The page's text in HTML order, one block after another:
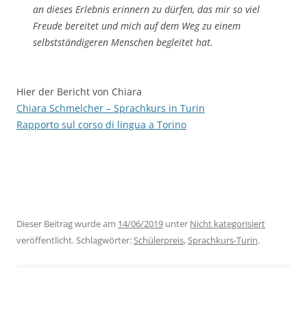
an dieses Erlebnis erinnern zu dürfen, das mir so viel
Freude bereitet und mich auf dem Weg zu einem
selbstständigeren Menschen begleitet hat.
Hier der Bericht von Chiara
Chiara Schmelcher – Sprachkurs in Turin
Rapporto sul corso di lingua a Torino
Dieser Beitrag wurde am 14/06/2019 unter Nicht kategorisiert
veröffentlicht. Schlagwörter:Schülerpreis,Sprachkurs-Turin.